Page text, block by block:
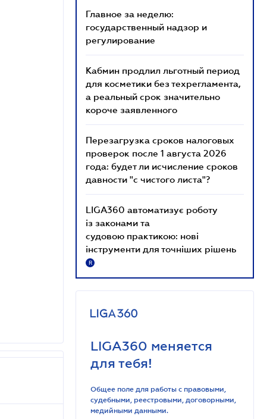
Главное за неделю:
государственный надзор и
регулирование
Кабмин продлил льготный период
для косметики без техрегламента,
а реальный срок значительно
короче заявленного
Перезагрузка сроков налоговых
проверок после 1 августа 2026
года: будет ли исчисление сроков
давности "с чистого листа"?
LIGA360 автоматизує роботу
із законами та
судовою практикою: нові
інструменти для точніших рішень
R
LIGA360 меняется
для тебя!
Общее поле для работы с правовыми,
судебными, реестровыми, договорными,
медийными данными.